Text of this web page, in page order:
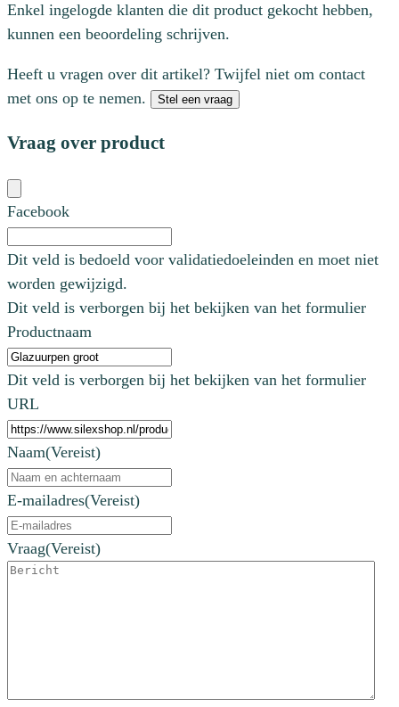
Enkel ingelogde klanten die dit product gekocht hebben,
kunnen een beoordeling schrijven.
Heeft u vragen over dit artikel? Twijfel niet om contact
met ons op te nemen.
Stel een vraag
Vraag over product
Facebook
Dit veld is bedoeld voor validatiedoeleinden en moet niet
worden gewijzigd.
Dit veld is verborgen bij het bekijken van het formulier
Productnaam
Dit veld is verborgen bij het bekijken van het formulier
URL
Naam(Vereist)
E-mailadres(Vereist)
Vraag(Vereist)